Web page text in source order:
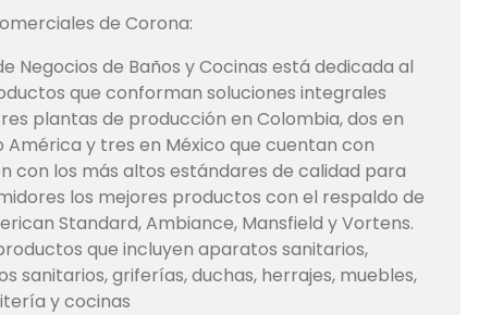
de Corona:
Negocios de Baños y Cocinas está dedicada al
que conforman soluciones integrales
plantas de producción en Colombia, dos en
América y tres en México que cuentan con
con los más altos estándares de calidad para
los mejores productos con el respaldo de
Standard, Ambiance, Mansfield y Vortens.
que incluyen aparatos sanitarios,
sanitarios, griferías, duchas, herrajes, muebles,
y cocinas